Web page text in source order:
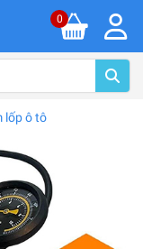
0
lốp ô tô